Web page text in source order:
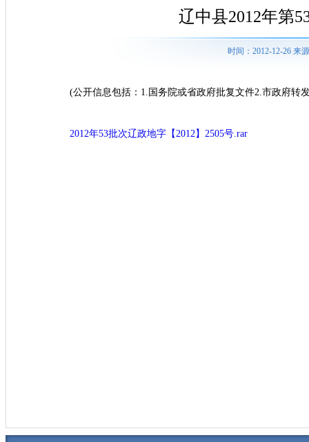
辽中县2012年第
时间：2012-12-26 来
(公开信息包括：1.国务院或省政府批复文件2.市政府转
2012年53批次辽政地字【2012】2505号.rar